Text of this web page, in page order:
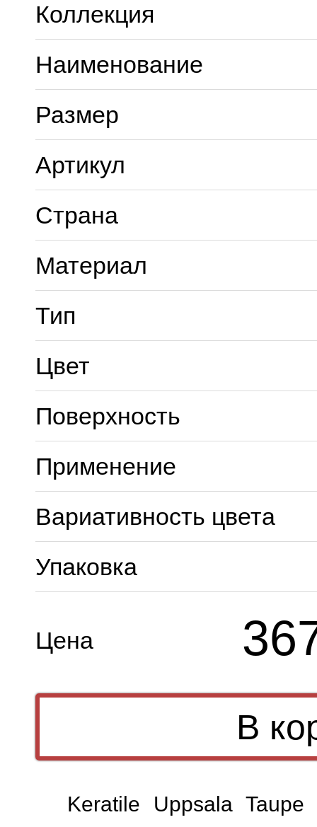
Коллекция
Наименование
Размер
Артикул
Страна
Материал
Тип
Цвет
Поверхность
Применение
Вариативность цвета
Упаковка
Цена
Keratile Uppsala